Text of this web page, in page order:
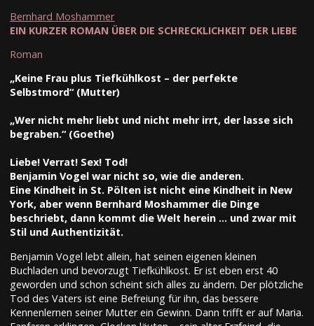
Bernhard Moshammer
EIN KURZER ROMAN ÜBER DIE SCHRECKLICHKEIT DER LIEBE
Roman
„Keine Frau plus Tiefkühlkost – der perfekte
Selbstmord“ (Mutter)
„Wer nicht mehr liebt und nicht mehr irrt, der lasse sich
begraben.“ (Goethe)
Liebe! Verrat! Sex! Tod!
Benjamin Vogel war nicht so, wie die anderen.
Eine Kindheit in St. Pölten ist nicht eine Kindheit in New
York, aber wenn Bernhard Moshammer die Dinge
beschriebt, dann kommt die Welt herein ... und zwar mit
Stil und Authentizität.
Benjamin Vogel lebt allein, hat seinen eigenen kleinen
Buchladen und bevorzugt Tiefkühlkost. Er ist eben erst 40
geworden und schon scheint sich alles zu ändern. Der plötzliche
Tod des Vaters ist eine Befreiung für ihn, das bessere
Kennenlernen seiner Mutter ein Gewinn. Dann trifft er auf Maria.